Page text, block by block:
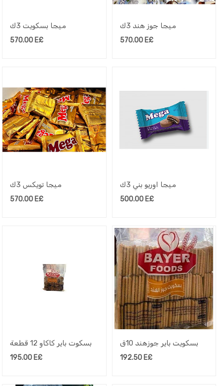
ميجا بسكويت 3ك
570.00 E£
ميجا جوز هند 3ك
570.00E£
ميجا تويكس 3ك
570.00 E£
ميجا اوريو بني 3ك
500.00E£
بسكوت باير كاكاو 12 قطعة
195.00 E£
بسكويت باير جوزهند 10ق
192.50E£